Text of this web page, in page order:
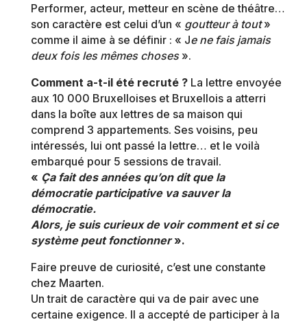
Performer, acteur, metteur en scène de théâtre…
son caractère est celui d’un « goutteur à tout»
comme il aime à se définir : « Je ne fais jamais
deux fois les mêmes choses».
Comment a-t-il été recruté ?La lettre envoyée
aux 10 000 Bruxelloises et Bruxellois a atterri
dans la boîte aux lettres de sa maison qui
comprend 3 appartements. Ses voisins, peu
intéressés, lui ont passé la lettre… et le voilà
embarqué pour 5 sessions de travail.
« Ça fait des années qu’on dit que la
démocratie participative va sauver la
démocratie.
Alors, je suis curieux de voir comment et si ce
système peut fonctionner».
Faire preuve de curiosité, c’est une constante
chez Maarten.
Un trait de caractère qui va de pair avec une
certaine exigence. Il a accepté de participer à la